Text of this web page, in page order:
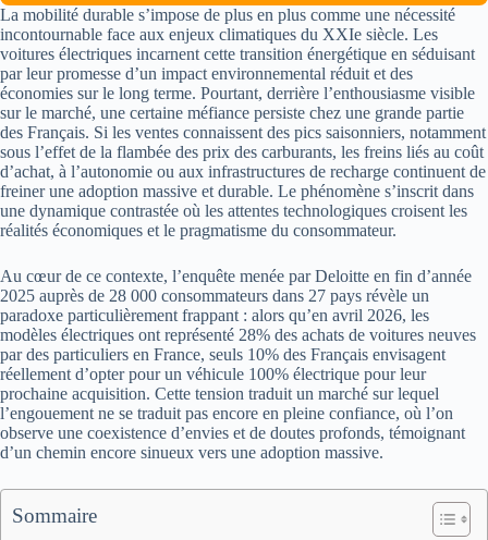
La mobilité durable s’impose de plus en plus comme une nécessité
incontournable face aux enjeux climatiques du XXIe siècle. Les
voitures électriques incarnent cette transition énergétique en séduisant
par leur promesse d’un impact environnemental réduit et des
économies sur le long terme. Pourtant, derrière l’enthousiasme visible
sur le marché, une certaine méfiance persiste chez une grande partie
des Français. Si les ventes connaissent des pics saisonniers, notamment
sous l’effet de la flambée des prix des carburants, les freins liés au coût
d’achat, à l’autonomie ou aux infrastructures de recharge continuent de
freiner une adoption massive et durable. Le phénomène s’inscrit dans
une dynamique contrastée où les attentes technologiques croisent les
réalités économiques et le pragmatisme du consommateur.
Au cœur de ce contexte, l’enquête menée par Deloitte en fin d’année
2025 auprès de 28 000 consommateurs dans 27 pays révèle un
paradoxe particulièrement frappant : alors qu’en avril 2026, les
modèles électriques ont représenté 28% des achats de voitures neuves
par des particuliers en France, seuls 10% des Français envisagent
réellement d’opter pour un véhicule 100% électrique pour leur
prochaine acquisition. Cette tension traduit un marché sur lequel
l’engouement ne se traduit pas encore en pleine confiance, où l’on
observe une coexistence d’envies et de doutes profonds, témoignant
d’un chemin encore sinueux vers une adoption massive.
Sommaire